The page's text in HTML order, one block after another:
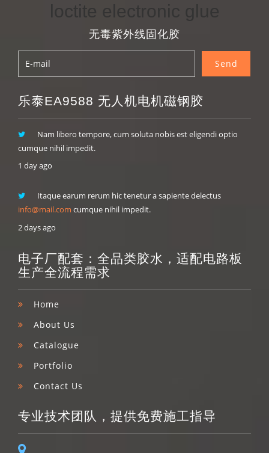
loctite electronic glue
无毒紫外线固化胶
乐泰EA9588 无人机电机磁钢胶
Nam libero tempore, cum soluta nobis est eligendi optio
cumque nihil impedit.
1 day ago
Itaque earum rerum hic tenetur a sapiente delectus
info@mail.com cumque nihil impedit.
2 days ago
电子厂配套：全品类胶水，适配电路板
生产全流程需求
Home
About Us
Catalogue
Portfolio
Contact Us
专业技术团队，提供免费施工指导